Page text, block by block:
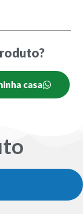
casa